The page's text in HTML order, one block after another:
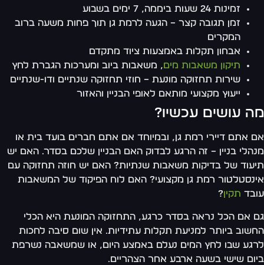
זמינות 24 שעות ביממה, 7 ימים בשבוע
זמן תגובה קצר – הגעה לרמת גן תוך פחות משעה ברוב
המקרים
אבחון תקלות באמצעות ציוד מתקדם
תיקון משאבות מים, משאבות ביוב ומערכות הגברת לחץ
שירות תחזוקה מונעת – חוזי תחזוקה שנתיים ודו-שנתיים
ייעוץ מקצועי מותאם לאופי הבניין והאזור
מה עושים עכשיו?
אם אתם דיירי רמת גן, ובמיוחד אם אתם חברים בועד בית או
מנהלי בניין – זה הרגע לבדוק האם הבניין שלכם בסדר. האם יש
תיעוד של בדיקות משאבות שנתיות? האם יש חוזה תחזוקה עם
אינסטלטור רמת גן מקצועי? האם לוח הפיקוד של המשאבות
עובד תקין?
גם אם הכל נראה בסדר כרגע, התחזוקה המונעת היא הכלי
החשוב ביותר למניעת תקלות עתידיות. אין שום סיבה לחכות
לרגע שבו לחץ המים נעלם באמצע היום, או שמשאבה נשרפת
ביום שישי בשעה ארבע אחר הצהריים.